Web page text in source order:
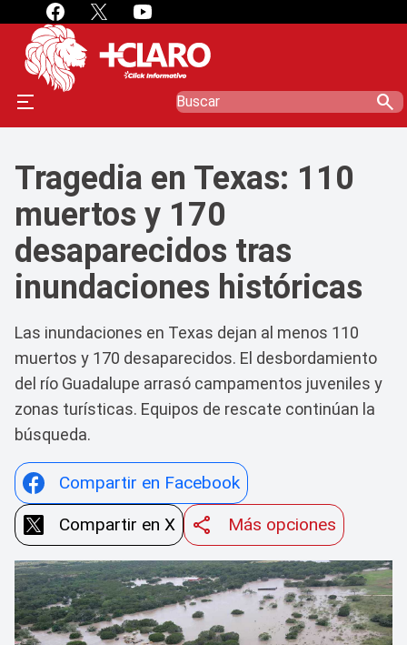
search
Tragedia en Texas: 110
muertos y 170
desaparecidos tras
inundaciones históricas
Las inundaciones en Texas dejan al menos 110
muertos y 170 desaparecidos. El desbordamiento
del río Guadalupe arrasó campamentos juveniles y
zonas turísticas. Equipos de rescate continúan la
búsqueda.
Compartir en Facebook
Compartir en X
Más opciones